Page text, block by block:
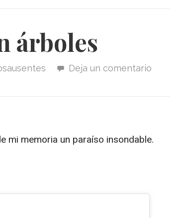
árboles
Deja un comentario
mi memoria un paraíso insondable.